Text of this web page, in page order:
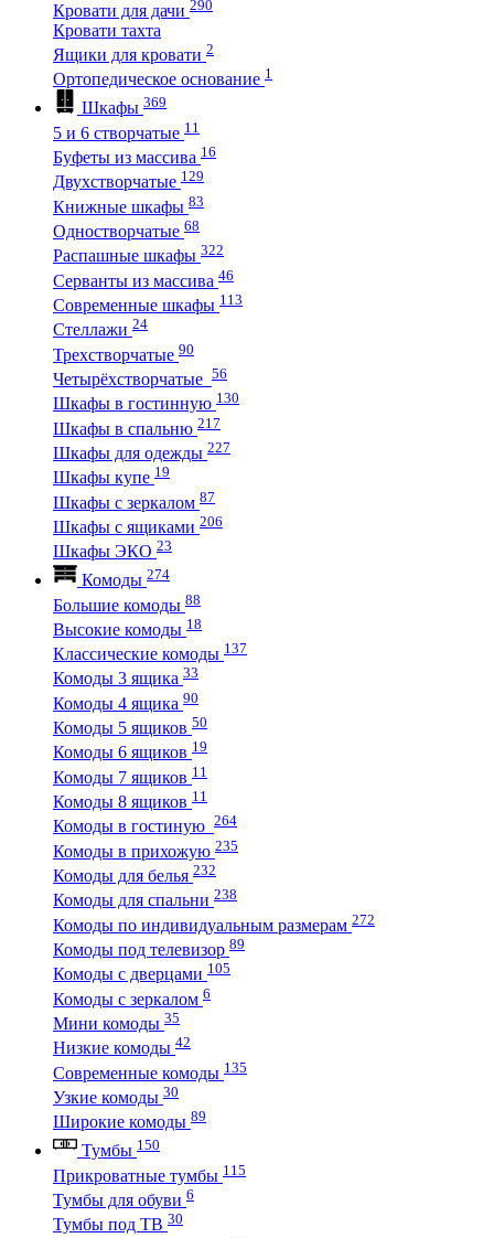
Кровати для дачи 290
Кровати тахта
Ящики для кровати 2
Ортопедическое основание 1
Шкафы 369
5 и 6 створчатые 11
Буфеты из массива 16
Двухстворчатые 129
Книжные шкафы 83
Одностворчатые 68
Распашные шкафы 322
Серванты из массива 46
Современные шкафы 113
Стеллажи 24
Трехстворчатые 90
Четырёхстворчатые 56
Шкафы в гостинную 130
Шкафы в спальню 217
Шкафы для одежды 227
Шкафы купе 19
Шкафы с зеркалом 87
Шкафы с ящиками 206
Шкафы ЭКО 23
Комоды 274
Большие комоды 88
Высокие комоды 18
Классические комоды 137
Комоды 3 ящика 33
Комоды 4 ящика 90
Комоды 5 ящиков 50
Комоды 6 ящиков 19
Комоды 7 ящиков 11
Комоды 8 ящиков 11
Комоды в гостиную 264
Комоды в прихожую 235
Комоды для белья 232
Комоды для спальни 238
Комоды по индивидуальным размерам 272
Комоды под телевизор 89
Комоды с дверцами 105
Комоды с зеркалом 6
Мини комоды 35
Низкие комоды 42
Современные комоды 135
Узкие комоды 30
Широкие комоды 89
Тумбы 150
Прикроватные тумбы 115
Тумбы для обуви 6
Тумбы под ТВ 30